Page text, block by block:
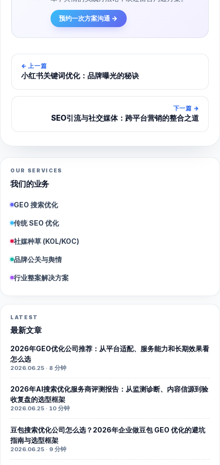
预约一次方案沟通 →
← 上一篇
小红书关键词优化：品牌曝光的秘诀
下一篇 →
SEO引流与社交媒体：跨平台营销的整合之道
OUR SERVICES
我们的业务
GEO 搜索优化
传统 SEO 优化
社媒种草 (KOL/KOC)
品牌公关与舆情
行业整案解决方案
LATEST
最新文章
2026年GEO优化公司推荐：从平台适配、服务能力和长期效果看
怎么选
2026.06.25 · 8 分钟
2026年AI搜索优化服务商评测报告：从监测诊断、内容信源到验
收复盘的选型框架
2026.06.25 · 10 分钟
豆包搜索优化公司怎么选？2026年企业做豆包 GEO 优化的避坑
指南与选型框架
2026.06.25 · 9 分钟